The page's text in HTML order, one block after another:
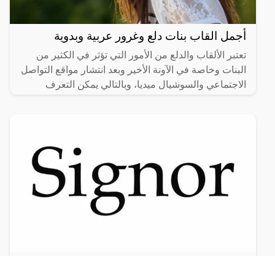
أجمل القاب بنات دلع وغرور عربية وبدوية
تعتبر الألقاب والدلع من الأمور التي تؤثر في الكثير من
البنات وخاصة في الآونة الأخير وبعد انتشار مواقع التواصل
الاجتماعي والسوشيال ميديا، وبالتالي يمكن التعرف